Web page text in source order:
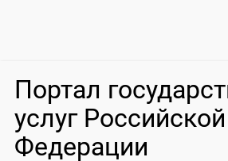
Портал
услуг Российской
Федерации